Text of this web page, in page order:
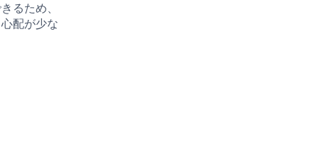
るため、
配が少な